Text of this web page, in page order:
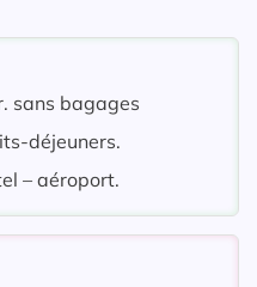
sans bagages
déjeuners.
– aéroport.